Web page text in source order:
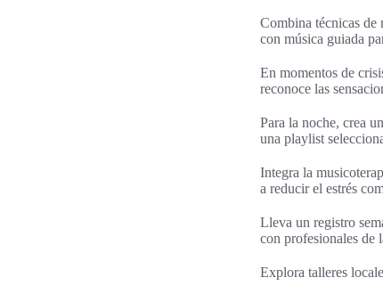
Combina técnicas
con música guiada
En momentos de
reconoce las
Para la noche, crea
una playlist
Integra la
a reducir el estrés
Lleva un registro
con profesionales de
Explora talleres